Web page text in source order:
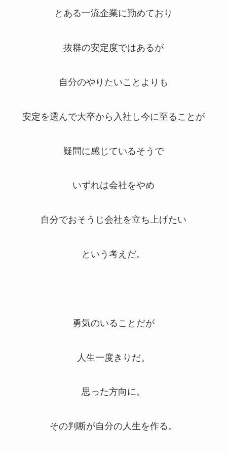
とある一流企業に勤めており
抜群の安定度ではあるが
自分のやりたいことよりも
安定を選んで大卒から入社し今に至ることが
疑問に感じているそうで
いずれは会社をやめ
自分でおそうじ会社を立ち上げたい
という考えだ。
勇気のいることだが
人生一度きりだ。
思った方向に。
その判断が自分の人生を作る。